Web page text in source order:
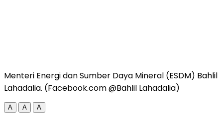
Menteri Energi dan Sumber Daya Mineral (ESDM) Bahlil
Lahadalia. (Facebook.com @Bahlil Lahadalia)
A A A